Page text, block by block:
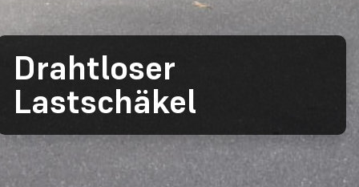
Drahtloser
Lastschäkel